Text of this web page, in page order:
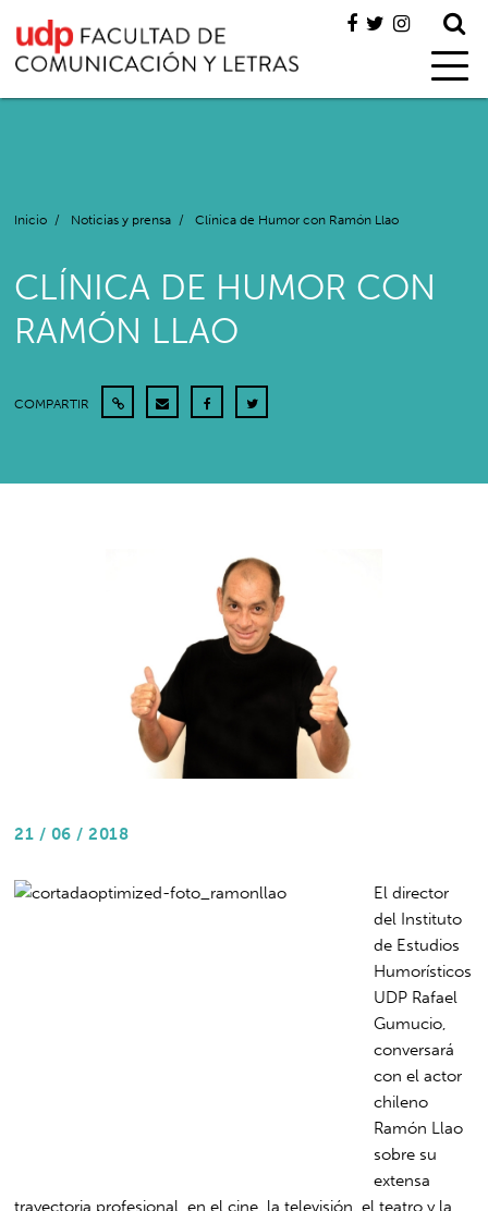
Inicio / Noticias y prensa / Clínica de Humor con Ramón Llao
CLÍNICA DE HUMOR CON
RAMÓN LLAO
COMPARTIR
21 / 06 / 2018
El director
del Instituto
de Estudios
Humorísticos
UDP Rafael
Gumucio,
conversará
con el actor
chileno
Ramón Llao
sobre su
extensa
trayectoria profesional en el cine, la televisión, el teatro y la